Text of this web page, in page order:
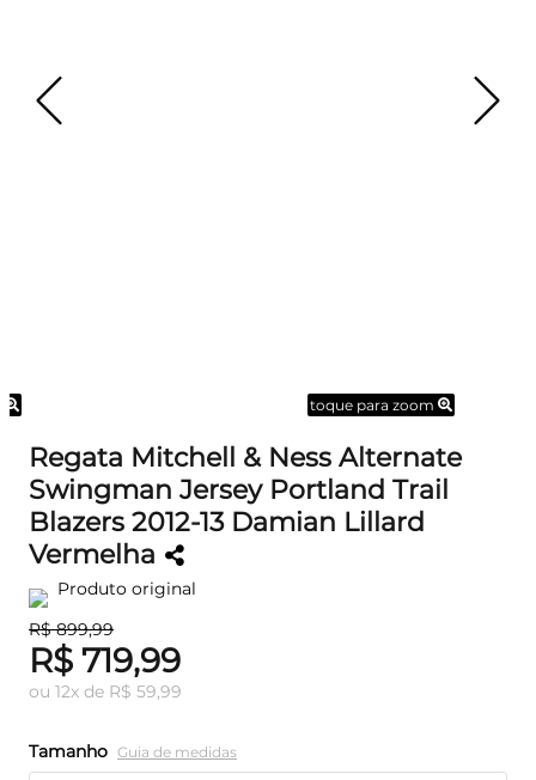
toque para zoom
Regata Mitchell & Ness Alternate
Swingman Jersey Portland Trail
Blazers 2012-13 Damian Lillard
Vermelha
Produto original
R$ 899,99
R$ 719,99
ou 12x de R$ 59,99
Tamanho Guia de medidas